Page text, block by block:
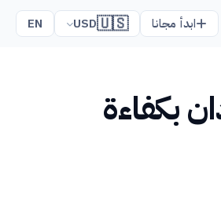
ابدأ مجانا 🇺🇸
USD
EN
بكفاءة